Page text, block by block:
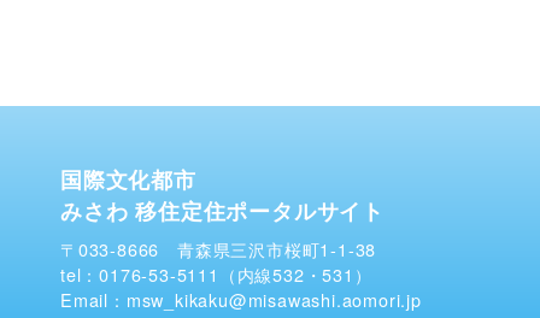
国際文化都市
みさわ 移住定住ポータルサイト
〒033-8666 青森県三沢市桜町1-1-38
tel：0176-53-5111（内線532・531）
Email：msw_kikaku@misawashi.aomori.jp